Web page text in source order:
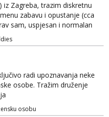
iz Zagreba, trazim diskretnu
zabavu i opustanje (cca
sam, uspjesan i normalan
spreman financijski cijeniti
trud. Ako smatras da imas sto
s par rijeci o sebi, tome sto
i fotkama na; Telegram
0955812207
radi upoznavanja neke
osobe. Tražim druženje
osobu